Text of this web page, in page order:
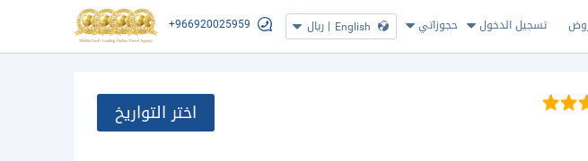
تسجيل الدخول حجوزاتي English
| ريال +966920025959
اختر التواريخ